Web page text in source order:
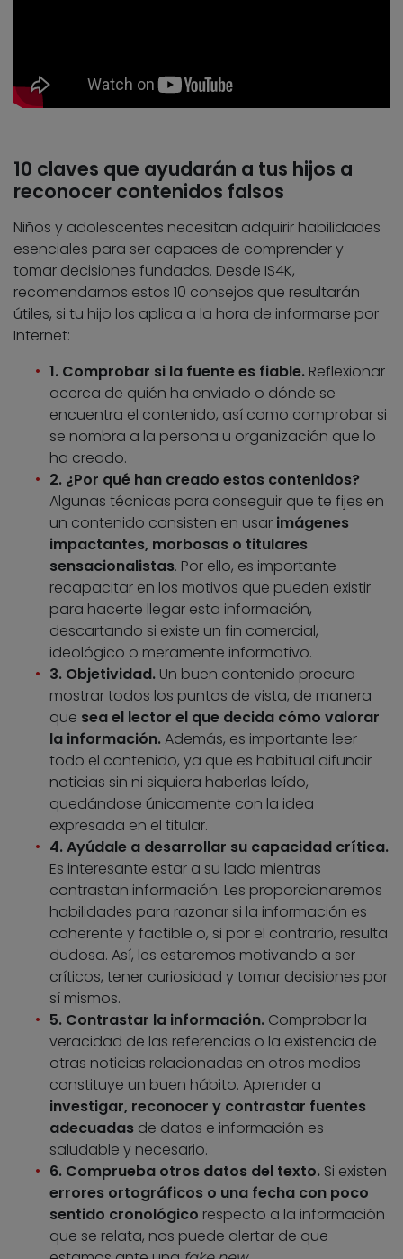
10 claves que ayudarán a tus hijos a
reconocer contenidos falsos
Niños y adolescentes necesitan adquirir habilidades
esenciales para ser capaces de comprender y
tomar decisiones fundadas. Desde IS4K,
recomendamos estos 10 consejos que resultarán
útiles, si tu hijo los aplica a la hora de informarse por
Internet:
1. Comprobar si la fuente es fiable. Reflexionar
acerca de quién ha enviado o dónde se
encuentra el contenido, así como comprobar si
se nombra a la persona u organización que lo
ha creado.
2. ¿Por qué han creado estos contenidos?
Algunas técnicas para conseguir que te fijes en
un contenido consisten en usar imágenes
impactantes, morbosas o titulares
sensacionalistas. Por ello, es importante
recapacitar en los motivos que pueden existir
para hacerte llegar esta información,
descartando si existe un fin comercial,
ideológico o meramente informativo.
3. Objetividad. Un buen contenido procura
mostrar todos los puntos de vista, de manera
que sea el lector el que decida cómo valorar
la información.Además, es importante leer
todo el contenido, ya que es habitual difundir
noticias sin ni siquiera haberlas leído,
quedándose únicamente con la idea
expresada en el titular.
4. Ayúdale a desarrollar su capacidad crítica.
Es interesante estar a su lado mientras
contrastan información. Les proporcionaremos
habilidades para razonar si la información es
coherente y factible o, si por el contrario, resulta
dudosa. Así, les estaremos motivando a ser
críticos, tener curiosidad y tomar decisiones por
sí mismos.
5. Contrastar la información. Comprobar la
veracidad de las referencias o la existencia de
otras noticias relacionadas en otros medios
constituye un buen hábito. Aprender a
investigar, reconocer y contrastar fuentes
adecuadas de datos e información es
saludable y necesario.
6. Comprueba otros datos del texto. Si existen
errores ortográficos o una fecha con poco
sentido cronológico respecto a la información
que se relata, nos puede alertar de que